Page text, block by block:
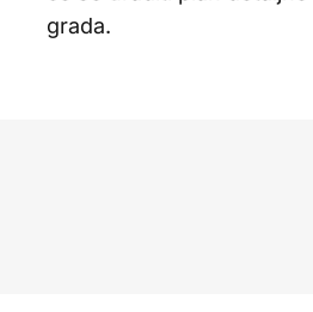
grada.